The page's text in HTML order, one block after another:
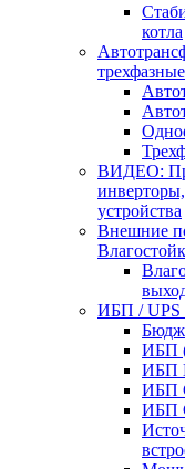
котла
трехфазные
ВИДЕО:
устройства
Внешние
ИБП / UPS
ИБП
ИБП
ИБП
ИБП